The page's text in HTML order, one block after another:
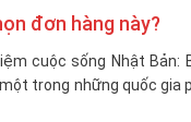
đơn hàng này?
cuộc sống Nhật Bản:
trong những quốc gia